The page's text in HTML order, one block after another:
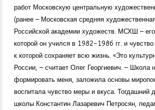
работ Московскую центральную
(ранее – Московская средняя
Российской академии художеств. МСХШ –
которой он учился в 1982-1986 гг. и
к которой сохраняет всю жизнь. «Это
России, – считает Олег Георгиевич. – Школа
формировать меня, заложила основы
воспитала чувство меры и вкуса. Тогдашний
школы Константин Лазаревич Петросян,